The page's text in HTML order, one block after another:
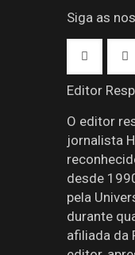
Siga as
Editor
O editor
jornalista
desde
pela
durante
afiliada da